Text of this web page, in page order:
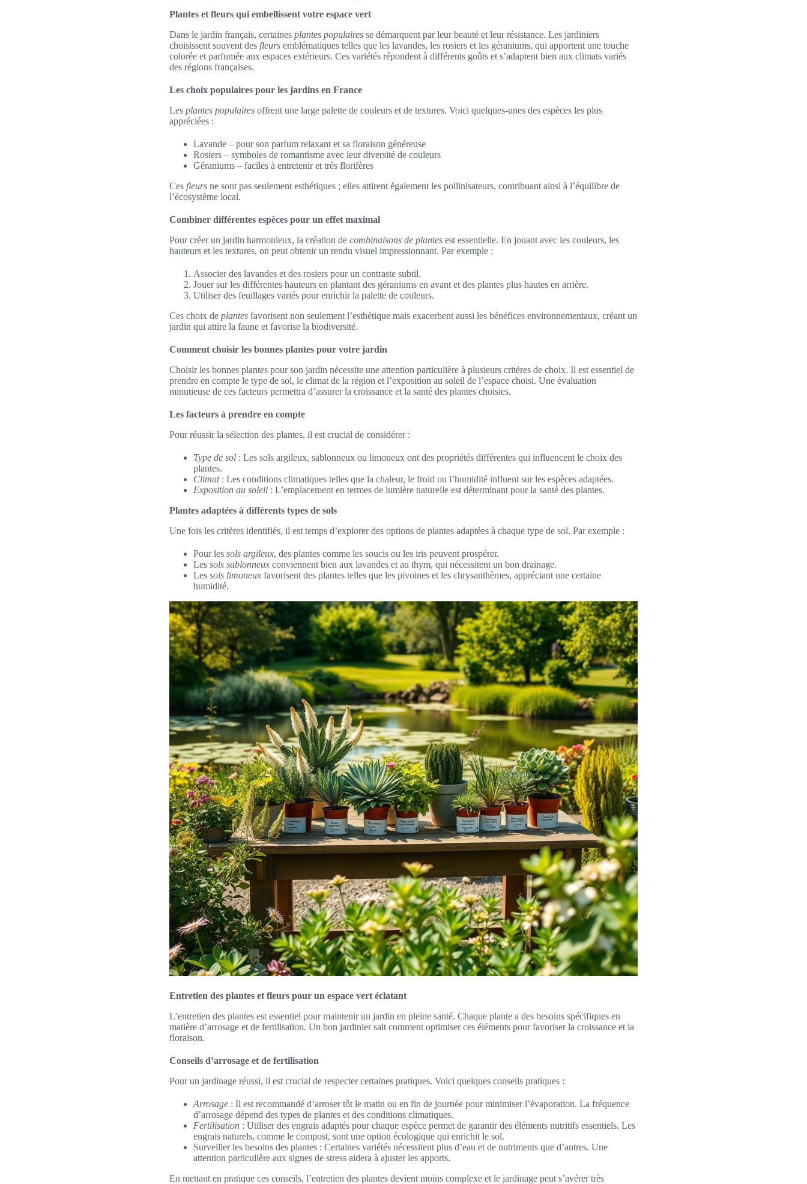
Plantes et fleurs qui embellissent votre espace vert
Dans le jardin français, certaines plantes populaires se démarquent par leur beauté et leur résistance. Les jardiniers
choisissent souvent des fleurs emblématiques telles que les lavandes, les rosiers et les géraniums, qui apportent une touche
colorée et parfumée aux espaces extérieurs. Ces variétés répondent à différents goûts et s’adaptent bien aux climats variés
des régions françaises.
Les choix populaires pour les jardins en France
Les plantes populaires offrent une large palette de couleurs et de textures. Voici quelques-unes des espèces les plus
appréciées :
Lavande – pour son parfum relaxant et sa floraison généreuse
Rosiers – symboles de romantisme avec leur diversité de couleurs
Géraniums – faciles à entretenir et très florifères
Ces fleurs ne sont pas seulement esthétiques ; elles attirent également les pollinisateurs, contribuant ainsi à l’équilibre de
l’écosystème local.
Combiner différentes espèces pour un effet maximal
Pour créer un jardin harmonieux, la création de combinaisons de plantes est essentielle. En jouant avec les couleurs, les
hauteurs et les textures, on peut obtenir un rendu visuel impressionnant. Par exemple :
Associer des lavandes et des rosiers pour un contraste subtil.
Jouer sur les différentes hauteurs en plantant des géraniums en avant et des plantes plus hautes en arrière.
Utiliser des feuillages variés pour enrichir la palette de couleurs.
Ces choix de plantes favorisent non seulement l’esthétique mais exacerbent aussi les bénéfices environnementaux, créant un
jardin qui attire la faune et favorise la biodiversité.
Comment choisir les bonnes plantes pour votre jardin
Choisir les bonnes plantes pour son jardin nécessite une attention particulière à plusieurs critères de choix. Il est essentiel de
prendre en compte le type de sol, le climat de la région et l’exposition au soleil de l’espace choisi. Une évaluation
minutieuse de ces facteurs permettra d’assurer la croissance et la santé des plantes choisies.
Les facteurs à prendre en compte
Pour réussir la sélection des plantes, il est crucial de considérer :
Type de sol : Les sols argileux, sablonneux ou limoneux ont des propriétés différentes qui influencent le choix des
plantes.
Climat: Les conditions climatiques telles que la chaleur, le froid ou l’humidité influent sur les espèces adaptées.
Exposition au soleil : L’emplacement en termes de lumière naturelle est déterminant pour la santé des plantes.
Plantes adaptées à différents types de sols
Une fois les critères identifiés, il est temps d’explorer des options de plantes adaptées à chaque type de sol. Par exemple :
Pour les sols argileux, des plantes comme les soucis ou les iris peuvent prospérer.
Les sols sablonneux conviennent bien aux lavandes et au thym, qui nécessitent un bon drainage.
Les sols limoneux favorisent des plantes telles que les pivoines et les chrysanthèmes, appréciant une certaine
humidité.
Entretien des plantes et fleurs pour un espace vert éclatant
L’entretien des plantes est essentiel pour maintenir un jardin en pleine santé. Chaque plante a des besoins spécifiques en
matière d’arrosage et de fertilisation. Un bon jardinier sait comment optimiser ces éléments pour favoriser la croissance et la
floraison.
Conseils d’arrosage et de fertilisation
Pour un jardinage réussi, il est crucial de respecter certaines pratiques. Voici quelques conseils pratiques :
Arrosage : Il est recommandé d’arroser tôt le matin ou en fin de journée pour minimiser l’évaporation. La fréquence
d’arrosage dépend des types de plantes et des conditions climatiques.
Fertilisation : Utiliser des engrais adaptés pour chaque espèce permet de garantir des éléments nutritifs essentiels. Les
engrais naturels, comme le compost, sont une option écologique qui enrichit le sol.
Surveiller les besoins des plantes : Certaines variétés nécessitent plus d’eau et de nutriments que d’autres. Une
attention particulière aux signes de stress aidera à ajuster les apports.
En mettant en pratique ces conseils, l’entretien des plantes devient moins complexe et le jardinage peut s’avérer très